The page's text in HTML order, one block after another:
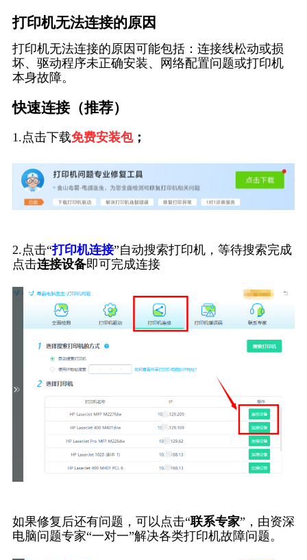
打印机无法连接的原因
打印机无法连接的原因可能包括：连接线松动或损
坏、驱动程序未正确安装、网络配置问题或打印机
本身故障。
快速连接（推荐）
1.点击下载免费安装包；
2.点击“打印机连接”自动搜索打印机，等待搜索完成
点击连接设备即可完成连接
如果修复后还有问题，可以点击“联系专家”，由资深
电脑问题专家“一对一”解决各类打印机故障问题。